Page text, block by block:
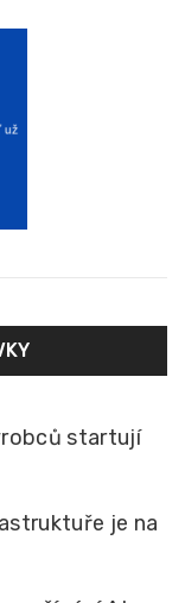
startují
je na